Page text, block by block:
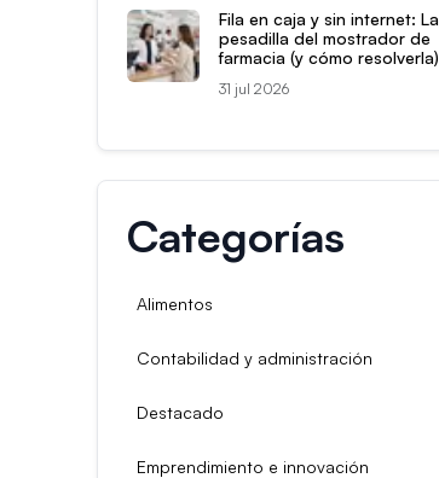
Fila en caja y sin internet: La
pesadilla del mostrador de
farmacia (y cómo resolverla)
31 jul 2026
Categorías
Alimentos
Contabilidad y administración
Destacado
Emprendimiento e innovación